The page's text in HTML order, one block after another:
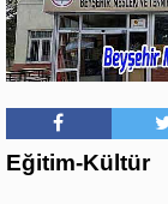
Eğitim-Kültür